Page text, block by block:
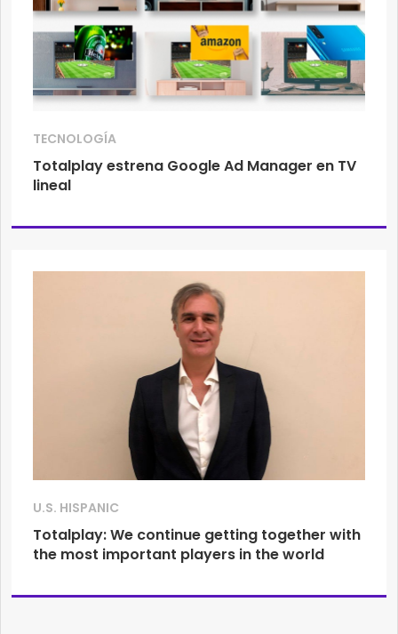
TECNOLOGÍA
Totalplay estrena Google Ad Manager en TV
lineal
U.S. HISPANIC
Totalplay: We continue getting together with
the most important players in the world